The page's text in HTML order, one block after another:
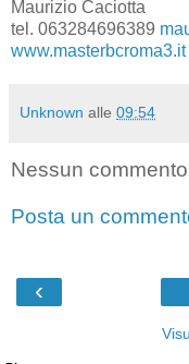
Maurizio Caciotta
tel. 063284696389
www.masterbcroma3.it
Unknown alle 09:54
Nessun
Posta un
‹